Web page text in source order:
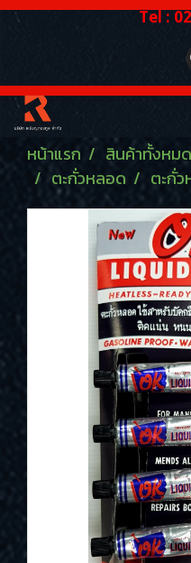
Tel :
หน้าแรก สินค้าทั้งหมด
ตะกั่วหลอด
ตะกั่